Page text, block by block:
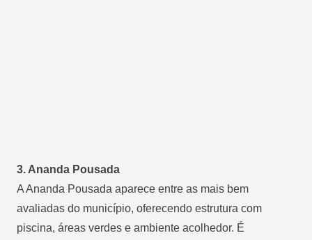
3. Ananda Pousada
A Ananda Pousada aparece entre as mais bem
avaliadas do município, oferecendo estrutura com
piscina, áreas verdes e ambiente acolhedor. É